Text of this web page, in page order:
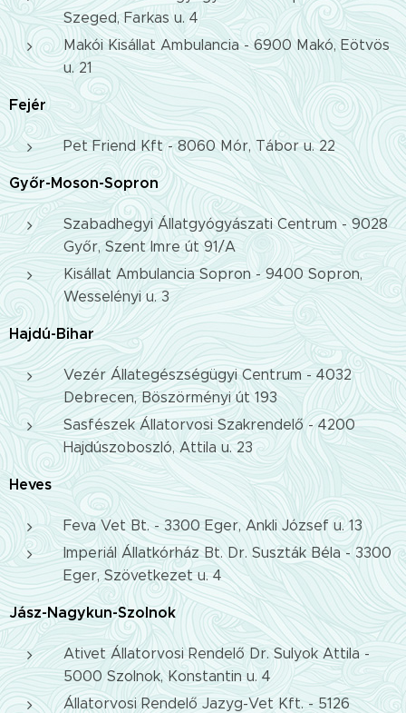
Szeged, Farkas u. 4
Makói Kisállat Ambulancia - 6900 Makó, Eötvös
u. 21
Fejér
Pet Friend Kft - 8060 Mór, Tábor u. 22
Győr-Moson-Sopron
Szabadhegyi Állatgyógyászati Centrum - 9028
Győr, Szent Imre út 91/A
Kisállat Ambulancia Sopron - 9400 Sopron,
Wesselényi u. 3
Hajdú-Bihar
Vezér Állategészségügyi Centrum - 4032
Debrecen, Böszörményi út 193
Sasfészek Állatorvosi Szakrendelő - 4200
Hajdúszoboszló, Attila u. 23
Heves
Feva Vet Bt. - 3300 Eger, Ankli József u. 13
Imperiál Állatkórház Bt. Dr. Suszták Béla - 3300
Eger, Szövetkezet u. 4
Jász-Nagykun-Szolnok
Ativet Állatorvosi Rendelő Dr. Sulyok Attila -
5000 Szolnok, Konstantin u. 4
Állatorvosi Rendelő Jazyg-Vet Kft. - 5126